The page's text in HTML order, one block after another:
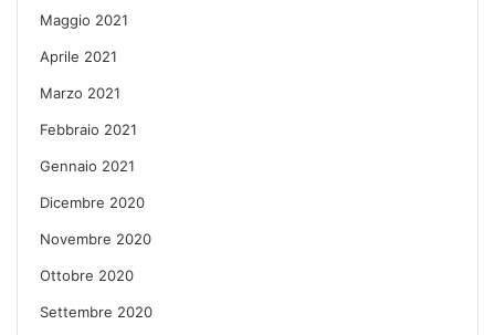
Maggio 2021
Aprile 2021
Marzo 2021
Febbraio 2021
Gennaio 2021
Dicembre 2020
Novembre 2020
Ottobre 2020
Settembre 2020